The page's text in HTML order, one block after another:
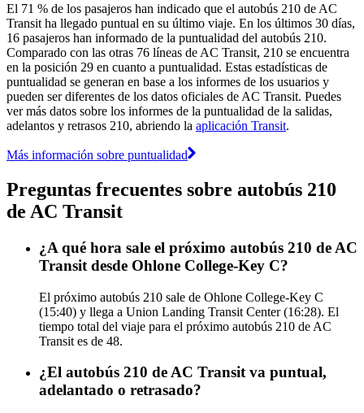
El 71 % de los pasajeros han indicado que el autobús 210 de AC
Transit ha llegado puntual en su último viaje. En los últimos 30 días,
16 pasajeros han informado de la puntualidad del autobús 210.
Comparado con las otras 76 líneas de AC Transit, 210 se encuentra
en la posición 29 en cuanto a puntualidad. Estas estadísticas de
puntualidad se generan en base a los informes de los usuarios y
pueden ser diferentes de los datos oficiales de AC Transit. Puedes
ver más datos sobre los informes de la puntualidad de la salidas,
adelantos y retrasos 210, abriendo la aplicación Transit.
Más información sobre puntualidad
Preguntas frecuentes sobre autobús 210
de AC Transit
¿A qué hora sale el próximo autobús 210 de AC
Transit desde Ohlone College-Key C?
El próximo autobús 210 sale de Ohlone College-Key C
(15:40) y llega a Union Landing Transit Center (16:28). El
tiempo total del viaje para el próximo autobús 210 de AC
Transit es de 48.
¿El autobús 210 de AC Transit va puntual,
adelantado o retrasado?